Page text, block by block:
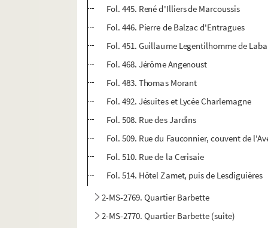
Fol. 445. René d'Illiers de Marcoussis
Fol. 446. Pierre de Balzac d'Entragues
Fol. 451. Guillaume Legentilhomme de
Fol. 468. Jérôme Angenoust
Fol. 483. Thomas Morant
Fol. 492. Jésuites et Lycée Charlemagne
Fol. 508. Rue des Jardins
Fol. 509. Rue du Fauconnier, couvent de
Fol. 510. Rue de la Cerisaie
Fol. 514. Hôtel Zamet, puis de Lesdiguières
2-MS-2769. Quartier Barbette
2-MS-2770. Quartier Barbette (suite)